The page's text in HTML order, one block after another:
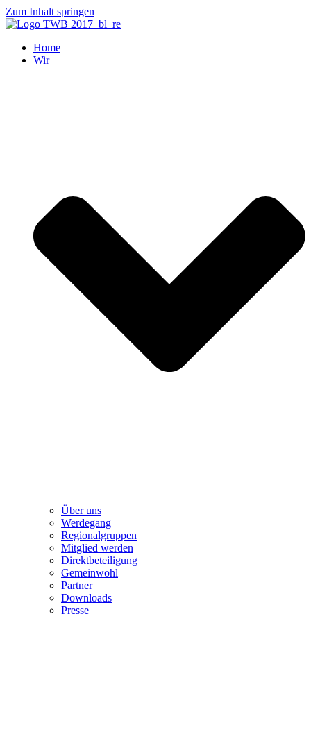
Zum Inhalt springen
Home
Wir
Über uns
Werdegang
Regionalgruppen
Mitglied werden
Direktbeteiligung
Gemeinwohl
Partner
Downloads
Presse